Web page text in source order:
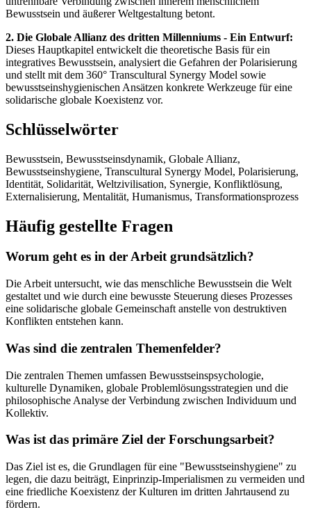
Bewusstsein und äußerer Weltgestaltung betont.
2. Die Globale Allianz des dritten Millenniums - Ein Entwurf:
Dieses Hauptkapitel entwickelt die theoretische Basis für ein
integratives Bewusstsein, analysiert die Gefahren der Polarisierung
und stellt mit dem 360° Transcultural Synergy Model sowie
bewusstseinshygienischen Ansätzen konkrete Werkzeuge für eine
solidarische globale Koexistenz vor.
Schlüsselwörter
Bewusstsein, Bewusstseinsdynamik, Globale Allianz,
Bewusstseinshygiene, Transcultural Synergy Model, Polarisierung,
Identität, Solidarität, Weltzivilisation, Synergie, Konfliktlösung,
Externalisierung, Mentalität, Humanismus, Transformationsprozess
Häufig gestellte Fragen
Worum geht es in der Arbeit grundsätzlich?
Die Arbeit untersucht, wie das menschliche Bewusstsein die Welt
gestaltet und wie durch eine bewusste Steuerung dieses Prozesses
eine solidarische globale Gemeinschaft anstelle von destruktiven
Konflikten entstehen kann.
Was sind die zentralen Themenfelder?
Die zentralen Themen umfassen Bewusstseinspsychologie,
kulturelle Dynamiken, globale Problemlösungsstrategien und die
philosophische Analyse der Verbindung zwischen Individuum und
Kollektiv.
Was ist das primäre Ziel der Forschungsarbeit?
Das Ziel ist es, die Grundlagen für eine "Bewusstseinshygiene" zu
legen, die dazu beiträgt, Einprinzip-Imperialismen zu vermeiden und
eine friedliche Koexistenz der Kulturen im dritten Jahrtausend zu
fördern.